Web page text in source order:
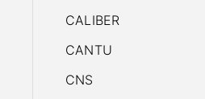
CALIBER
CANTU
CNS